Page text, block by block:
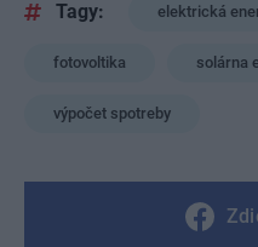
Tagy: elektrická
fotovoltika solárna
výpočet spotreby